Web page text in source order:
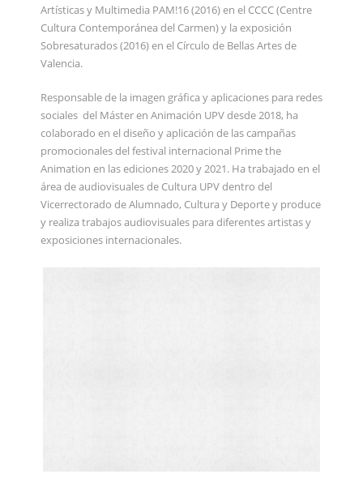
Artísticas y Multimedia PAM!16 (2016) en el CCCC (Centre
Cultura Contemporánea del Carmen) y la exposición
Sobresaturados (2016) en el Círculo de Bellas Artes de
Valencia.
Responsable de la imagen gráfica y aplicaciones para redes
sociales del Máster en Animación UPV desde 2018, ha
colaborado en el diseño y aplicación de las campañas
promocionales del festival internacional Prime the
Animation en las ediciones 2020 y 2021. Ha trabajado en el
área de audiovisuales de Cultura UPV dentro del
Vicerrectorado de Alumnado, Cultura y Deporte y produce
y realiza trabajos audiovisuales para diferentes artistas y
exposiciones internacionales.